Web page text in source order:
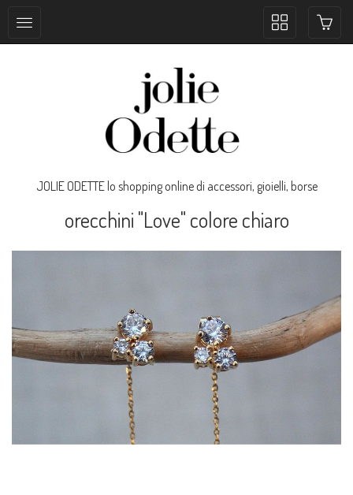
Toggle
JOLIE ODETTE lo shopping online di accessori, gioielli, borse
orecchini "Love" colore chiaro